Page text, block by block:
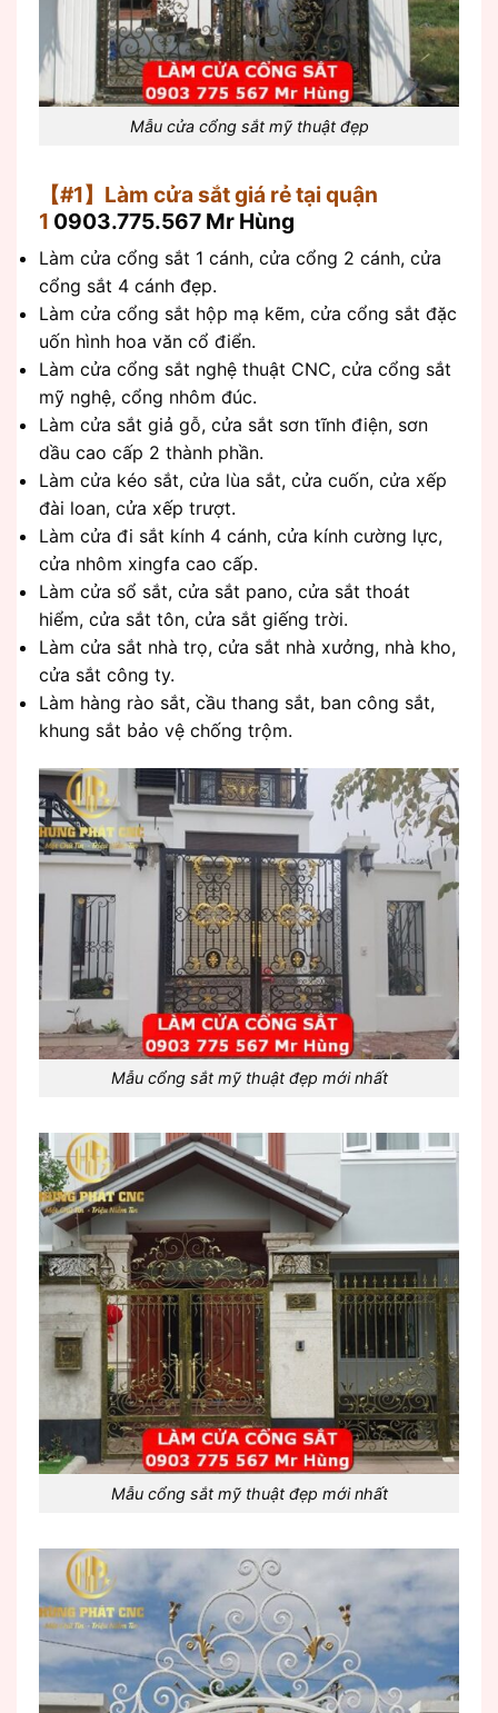
Mẫu cửa cổng sắt mỹ thuật đẹp
【#1】Làm cửa sắt giá rẻ tại quận
1 0903.775.567 Mr Hùng
Làm cửa cổng sắt 1 cánh, cửa cổng 2 cánh, cửa
cổng sắt 4 cánh đẹp.
Làm cửa cổng sắt hộp mạ kẽm, cửa cổng sắt đặc
uốn hình hoa văn cổ điển.
Làm cửa cổng sắt nghệ thuật CNC, cửa cổng sắt
mỹ nghệ, cổng nhôm đúc.
Làm cửa sắt giả gỗ, cửa sắt sơn tĩnh điện, sơn
dầu cao cấp 2 thành phần.
Làm cửa kéo sắt, cửa lùa sắt, cửa cuốn, cửa xếp
đài loan, cửa xếp trượt.
Làm cửa đi sắt kính 4 cánh, cửa kính cường lực,
cửa nhôm xingfa cao cấp.
Làm cửa sổ sắt, cửa sắt pano, cửa sắt thoát
hiểm, cửa sắt tôn, cửa sắt giếng trời.
Làm cửa sắt nhà trọ, cửa sắt nhà xưởng, nhà kho,
cửa sắt công ty.
Làm hàng rào sắt, cầu thang sắt, ban công sắt,
khung sắt bảo vệ chống trộm.
Mẫu cổng sắt mỹ thuật đẹp mới nhất
Mẫu cổng sắt mỹ thuật đẹp mới nhất